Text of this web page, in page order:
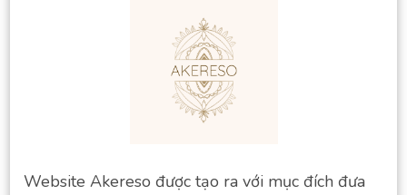
Website Akereso được tạo ra với mục đích đưa